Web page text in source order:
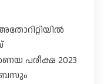
പരീക്ഷ 2023